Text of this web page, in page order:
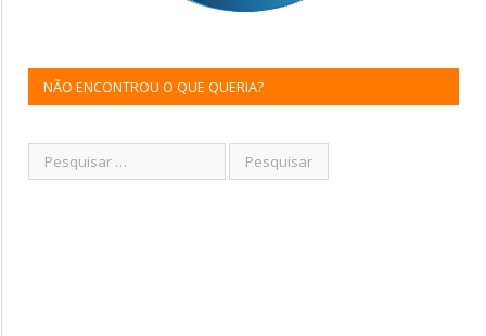
NÃO ENCONTROU O QUE QUERIA?